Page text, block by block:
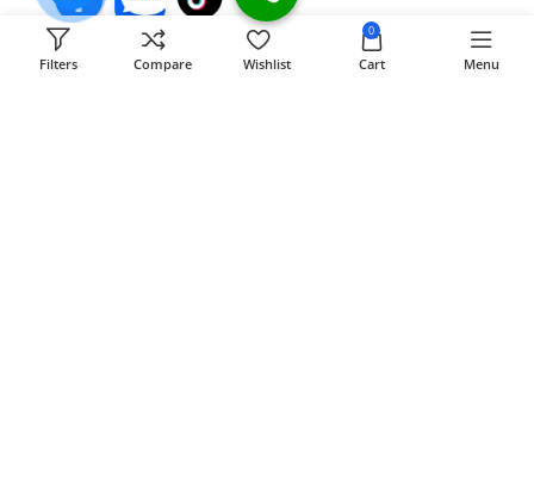
589 Đồng Khởi KP8 Tân Phong, BH, ĐN
Filters Compare Wishlist
0
Cart Menu